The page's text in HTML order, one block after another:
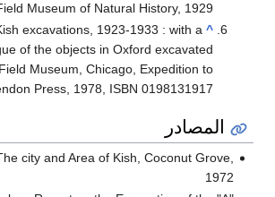
Museum of Natural History, 1929
^
excavations, 1923-1933 : with a
of the objects in Oxford excavated
Museum, Chicago, Expedition to
Press, 1978, ISBN 0198131917
المصادر
city and Area of Kish, Coconut Grove,
1972